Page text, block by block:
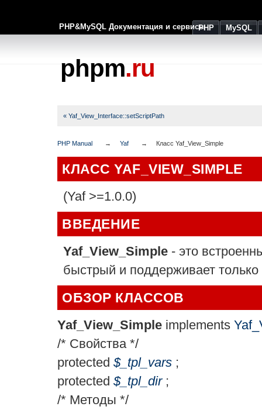
PHP&MySQL Документация и сервисыPHP MySQL
phpm.ru
« Yaf_View_Interface::setScriptPath
PHP Manual Yaf Класс Yaf_View_Simple
КЛАСС YAF_VIEW_SIMPLE
(Yaf >=1.0.0)
ВВЕДЕНИЕ
Yaf_View_Simple - это
быстрый и поддерживает
ОБЗОР КЛАССОВ
Yaf_View_Simple implements
/* Свойства */
protected $_tpl_vars ;
protected $_tpl_dir;
/* Методы */